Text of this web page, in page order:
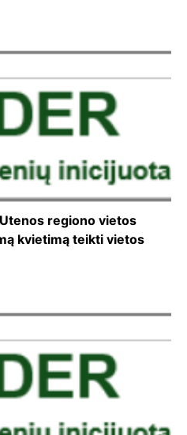
regiono vietos
kvietimą teikti vietos